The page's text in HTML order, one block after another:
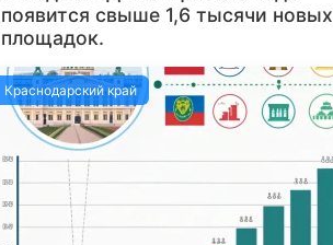
появится свыше 1,6 тысячи новых
площадок.
Краснодарский край